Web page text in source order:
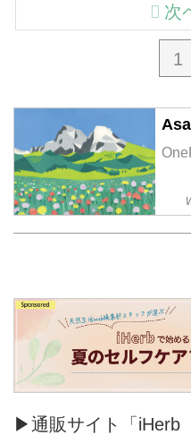
1
次
▶通販サイト「iHerb